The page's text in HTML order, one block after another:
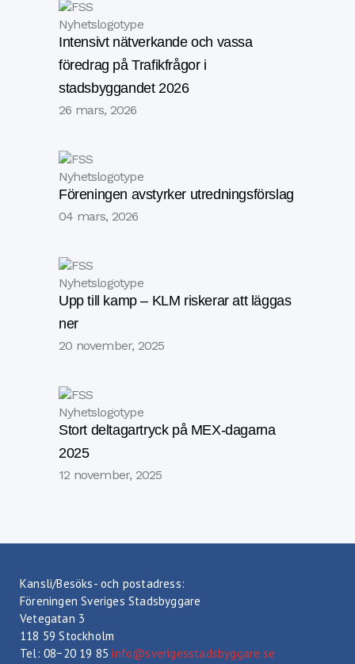
Intensivt nätverkande och vassa
föredrag på Trafikfrågor i
stadsbyggandet 2026
26 mars, 2026
Föreningen avstyrker utredningsförslag
04 mars, 2026
Upp till kamp – KLM riskerar att läggas
ner
20 november, 2025
Stort deltagartryck på MEX-dagarna
2025
12 november, 2025
Kansli/Besöks- och postadress:
Föreningen Sveriges Stadsbyggare
Vetegatan 3
118 59 Stockholm
Tel: 08−20 19 85info@sverigesstadsbyggare.se